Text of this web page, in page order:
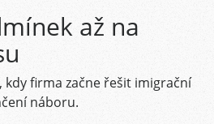
až na
kdy firma začne řešit imigrační
náboru.